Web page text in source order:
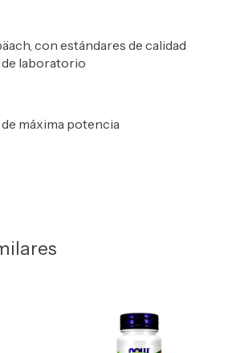
con estándares de calidad
laboratorio
máxima potencia